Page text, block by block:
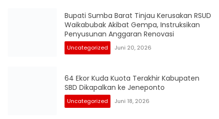
Bupati Sumba Barat Tinjau Kerusakan RSUD
Waikabubak Akibat Gempa, Instruksikan
Penyusunan Anggaran Renovasi
Uncategorized Juni 20, 2026
64 Ekor Kuda Kuota Terakhir Kabupaten
SBD Dikapalkan ke Jeneponto
Uncategorized Juni 18, 2026